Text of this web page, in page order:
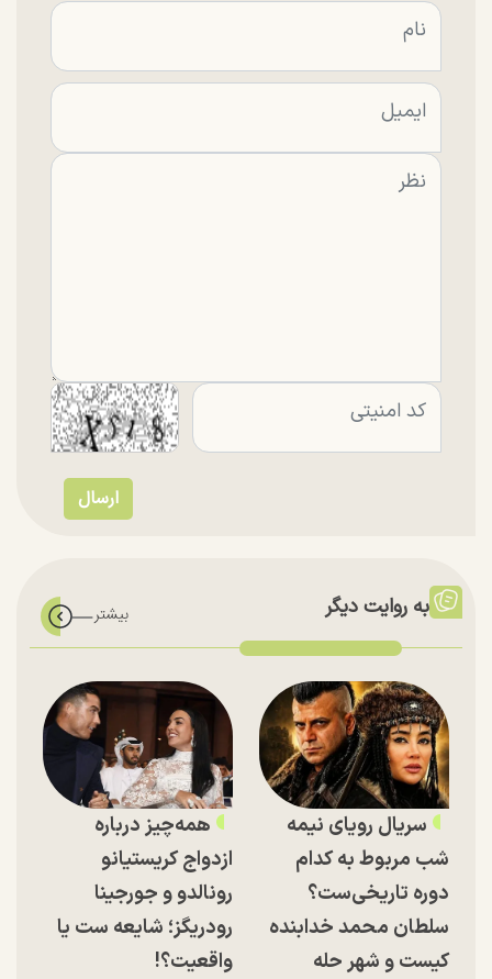
به روایت دیگر
سریال رویای نیمه
شب مربوط به کدام
دوره تاریخی‌ست؟
سلطان محمد خدابنده
کیست و شهر حله
همه‌چیز درباره
ازدواج کریستیانو
رونالدو و جورجینا
رودریگز؛ شایعه ست یا
واقعیت؟!